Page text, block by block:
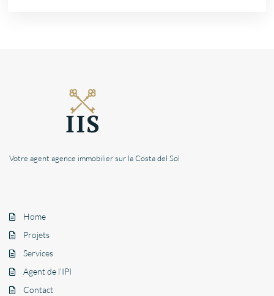
Votre agent agence immobilier sur la Costa del Sol
Home
Projets
Services
Agent de l’IPI
Contact